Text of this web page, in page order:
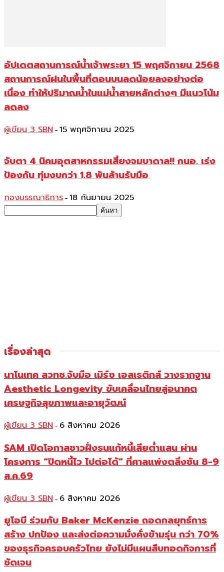
อัปเดตสถานการณ์น้ำเจ้าพระยา 15 พฤศจิกายน 2568
สถานการณ์ฝนในพื้นที่ตอนบนลดน้อยลงอย่างต่อ
เนื่อง ทำให้ปริมาณน้ำในแม่น้ำสายหลักต่างๆ มีแนวโน้ม
ลดลง
ผู้เขียน 3 SBN - 15 พฤศจิกายน 2025
จับตา 4 นิคมอุตสาหกรรมเสี่ยงจมบาดาล!! กนอ. เร่ง
ป้องกัน ทุ่มงบกว่า 1.8 พันล้านรับมือ
กองบรรณาธิการ - 18 กันยายน 2025
เรื่องล่าสุด
นาโนเทค สวทช.จับมือ เมิร์ซ เอสเธติกส์ วางรากฐาน
Aesthetic Longevity ขับเคลื่อนไทยสู่อนาคต
เศรษฐกิจสุขภาพและอายุวัฒน์
ผู้เขียน 3 SBN - 6 สิงหาคม 2026
SAM เปิดโอกาสชาวฝั่งธนแก้หนี้เสียต่ำแสน ผ่าน
โครงการ “ปิดหนี้ไว ไปต่อได้” ที่ศาลแพ่งตลิ่งชัน 8-9
ส.ค.69
ผู้เขียน 3 SBN - 6 สิงหาคม 2026
ยูโอบี ร่วมกับ Baker McKenzie ถอดกลยุทธ์การ
สร้าง ปกป้อง และส่งต่อความมั่งคั่งข้ามรุ่น กว่า 70%
ของธุรกิจครอบครัวไทย ยังไม่มีแผนสืบทอดกิจการที่
ชัดเจน